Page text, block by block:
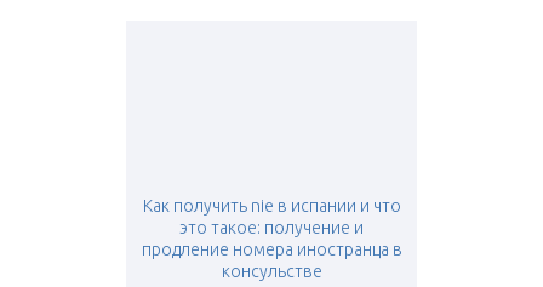
Как получить nie в испании и что
это такое: получение и
продление номера иностранца в
консульстве